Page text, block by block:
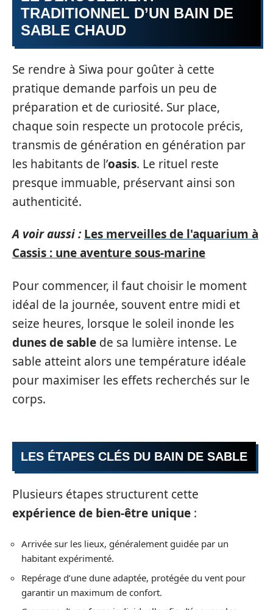
TRADITIONNEL D’UN BAIN DE
SABLE CHAUD
Se rendre à Siwa pour goûter à cette
pratique demande parfois un peu de
préparation et de curiosité. Sur place,
chaque soin respecte un protocole précis,
transmis de génération en génération par
les habitants de l’oasis. Le rituel reste
presque immuable, préservant ainsi son
authenticité.
A voir aussi : Les merveilles de l'aquarium à
Cassis : une aventure sous-marine
Pour commencer, il faut choisir le moment
idéal de la journée, souvent entre midi et
seize heures, lorsque le soleil inonde les
dunes de sable de sa lumière intense. Le
sable atteint alors une température idéale
pour maximiser les effets recherchés sur le
corps.
LES ÉTAPES CLÉS DU BAIN DE SABLE
Plusieurs étapes structurent cette
expérience de bien-être unique :
Arrivée sur les lieux, généralement guidée par un
habitant expérimenté.
Repérage d’une dune adaptée, protégée du vent pour
garantir un maximum de confort.